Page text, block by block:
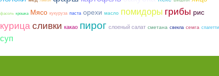
фасоль крошка Мясо кукуруза паста орехи масло помидоры грибы рис
курицасливки какао пирог слоеный салат сметана свекла семга спагетти
суп